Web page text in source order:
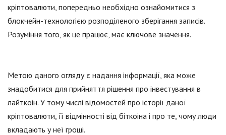
кріптовалюти, попередньо необхідно ознайомитися з
блокчейн-технологією розподіленого зберігання записів.
Розуміння того, як це працює, має ключове значення.
Метою даного огляду є надання інформації, яка може
знадобитися для прийняття рішення про інвестування в
лайткоін. У тому числі відомостей про історії даної
кріптовалюти, її відмінності від біткоіна і про те, чому люди
вкладають у неї гроші.